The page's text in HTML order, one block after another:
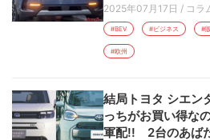
2025年07月17日 / コラ
#BEV #ビジネス #
#欧州
結局トヨタ シエン
っちがお買い得な
軍配!! 2台のあば